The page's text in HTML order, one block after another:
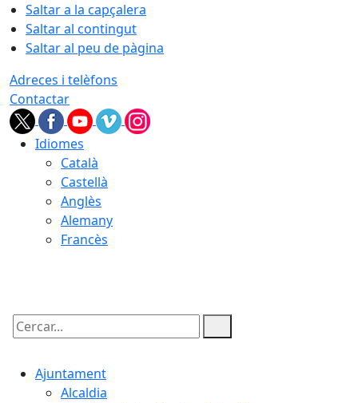
Saltar a la capçalera
Saltar al contingut
Saltar al peu de pàgina
Adreces i telèfons
Contactar
Idiomes
Català
Castellà
Anglès
Alemany
Francès
Cercar:
Ajuntament
Alcaldia